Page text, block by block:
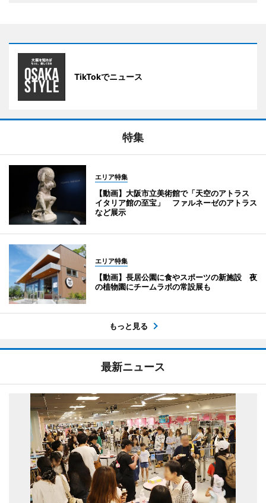
TikTokでニュース
特集
エリア特集
【動画】大阪市立美術館で「天空のアトラス
イタリア館の至宝」 ファルネーゼのアトラス
など展示
エリア特集
【動画】長居公園に食やスポーツの新施設 夜
の植物園にチームラボの常設展も
もっと見る
最新ニュース